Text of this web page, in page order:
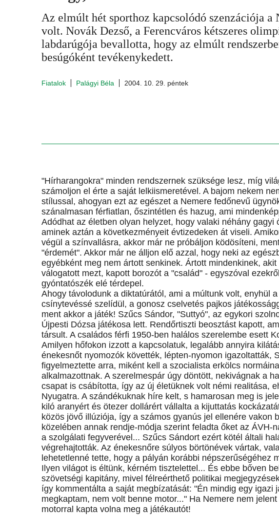
Az elmúlt hét sporthoz kapcsolódó szenzációja a
volt. Novák Dezső, a Ferencváros kétszeres
labdarúgója bevallotta, hogy az elmúlt
besúgóként tevékenykedett.
Fiatalok Palágyi Béla 2004. 10. 29. péntek
"Hírharangokra" minden rendszernek szüksége lesz, míg
számoljon el érte a saját lelkiismeretével. A bajom nekem
stílussal, ahogyan ezt az egészet a Nemere fedőnevű
szánalmasan férfiatlan, őszintétlen és hazug, ami
Adódhat az életben olyan helyzet, hogy valaki néhány gagyi
aminek aztán a következményeit évtizedeken át viseli.
végül a színvallásra, akkor már ne próbáljon ködösíteni,
"érdemét". Akkor már ne álljon elő azzal, hogy neki az
egyébként meg nem ártott senkinek. Ártott mindenkinek,
válogatott mezt, kapott borozót a "család" - egyszóval
gyóntatószék elé térdepel.
Ahogy távolodunk a diktatúrától, ami a múltunk volt, enyhül
csínytevéssé szelídül, a gonosz cselvetés pajkos
ment akkor a játék! Szűcs Sándor, "Suttyó", az egykori
Újpesti Dózsa játékosa lett. Rendőrtiszti beosztást kapott,
társult. A családos férfi 1950-ben halálos szerelembe esett
Amilyen hőfokon izzott a kapcsolatuk, legalább annyira
énekesnőt nyomozók követték, lépten-nyomon igazoltatták,
figyelmeztette arra, miként kell a szocialista erkölcs
alkalmazottnak. A szerelmespár úgy döntött, nekivágnak a
csapat is csábította, így az új életüknek volt némi realitása,
Nyugatra. A szándékuknak híre kelt, s hamarosan meg is
kiló aranyért és ötezer dollárért vállalta a kijuttatás
közös jövő illúziója, így a számos gyanús jel ellenére vakon
közelében annak rendje-módja szerint feladta őket az ÁVH-
a szolgálati fegyverével... Szűcs Sándort ezért kötél általi
végrehajtották. Az énekesnőre súlyos börtönévek vártak,
lehetetlenné tette, hogy a pályán korábbi népszerűségéhez
Ilyen világot is éltünk, kérném tisztelettel... És ebbe bőven
szövetségi kapitány, mivel félreérthető politikai
így kommentálta a saját megbízatását: "Én mindig egy igazi
megkaptam, nem volt benne motor..." Ha Nemere nem
motorral kapta volna meg a játékautót!